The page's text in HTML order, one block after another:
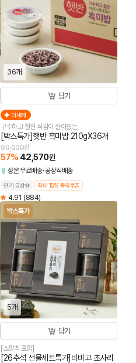
36개
담기
더세페
구수하고 찰진 식감이 살아있는
[박스특가]햇반 흑미밥 210gX36개
99,000원
57% 42,570원
상온무료배송 공장직배송
인기 급상승 최대 15% 중복쿠폰
4.91 (884)
박스특가
5개
담기
[쇼핑백 포함]
[26추석 선물세트특가]비비고 초사리